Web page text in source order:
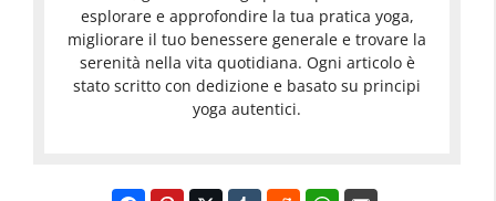
esplorare e approfondire la tua pratica yoga,
migliorare il tuo benessere generale e trovare la
serenità nella vita quotidiana. Ogni articolo è
stato scritto con dedizione e basato su principi
yoga autentici.